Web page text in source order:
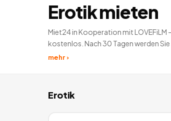
Erotik mieten
Miet24 in Kooperation mit
kostenlos. Nach 30 Tagen werden
jederzeit kündbar). Zusätzlich
mehr ›
Erotik